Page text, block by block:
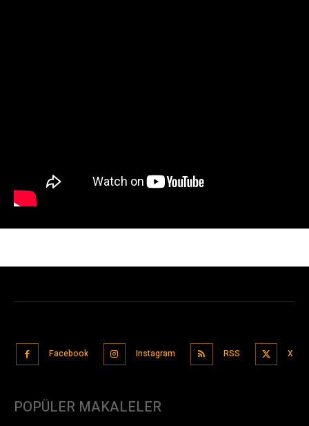
Facebook Instagram RSS X
POPÜLER MAKALELER